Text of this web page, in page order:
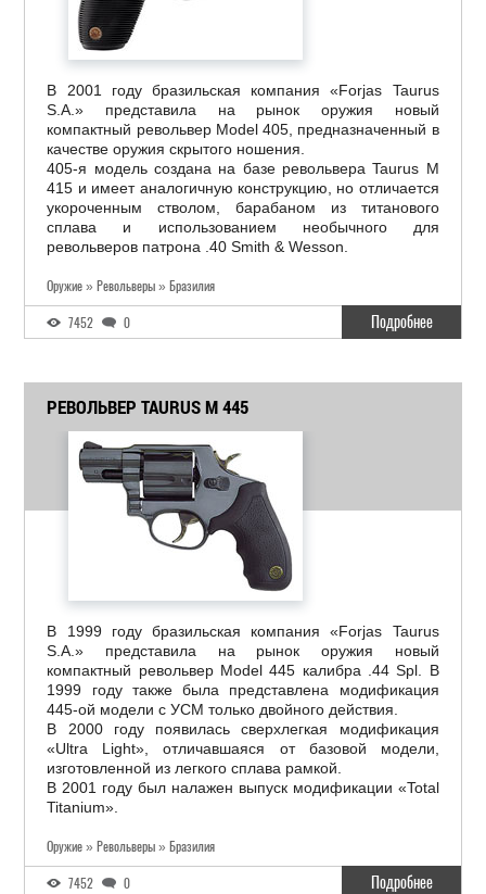
В 2001 году бразильская компания «Forjas Taurus
S.A.» представила на рынок оружия новый
компактный револьвер Model 405, предназначенный в
качестве оружия скрытого ношения.
405-я модель создана на базе револьвера Taurus M
415 и имеет аналогичную конструкцию, но отличается
укороченным стволом, барабаном из титанового
сплава и использованием необычного для
револьверов патрона .40 Smith & Wesson.
Оружие » Револьверы » Бразилия
7452 0 Подробнее
РЕВОЛЬВЕР TAURUS M 445
В 1999 году бразильская компания «Forjas Taurus
S.A.» представила на рынок оружия новый
компактный револьвер Model 445 калибра .44 Spl. В
1999 году также была представлена модификация
445-ой модели с УСМ только двойного действия.
В 2000 году появилась сверхлегкая модификация
«Ultra Light», отличавшаяся от базовой модели,
изготовленной из легкого сплава рамкой.
В 2001 году был налажен выпуск модификации «Total
Titanium».
Оружие » Револьверы » Бразилия
7452 0 Подробнее